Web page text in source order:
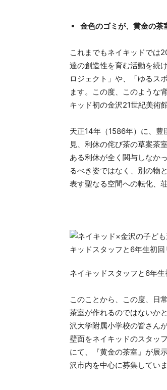
金色のゴミが、黄金の
これまでもネイキッドでは
達の創造性を育む活動を続
ロジェクト」や、「ゆるス
ます。この度、このような
キッド初の金沢21世紀美術
天正14年（1586年）に、
見、利休の侘び茶の草案茶
ある利休が全く関与しなか
るべき姿ではなく、別の物
表す聖なる空間への転化、
ネイキッドスタッフと6年
このことから、この度、日
茶室が作れるのではないか
沢大学附属小学校の皆さん
壁面をネイキッドのスタッ
にて、『黄金の茶室』が展
沢市内を中心に募集していま